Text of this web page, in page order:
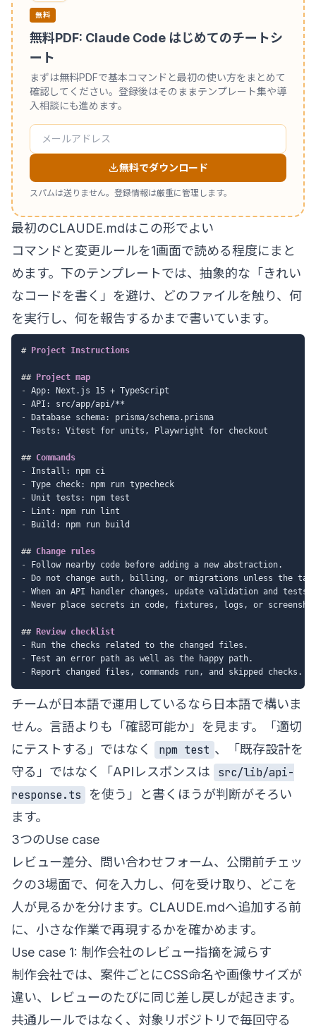
無料
無料PDF: Claude Code はじめてのチートシ
ート
まずは無料PDFで基本コマンドと最初の使い方をまとめて
確認してください。登録後はそのままテンプレート集や導
入相談にも進めます。
無料でダウンロード
スパムは送りません。登録情報は厳重に管理します。
最初のCLAUDE.mdはこの形でよい
コマンドと変更ルールを1画面で読める程度にまと
めます。下のテンプレートでは、抽象的な「きれい
なコードを書く」を避け、どのファイルを触り、何
を実行し、何を報告するかまで書いています。
# Project Instructions
## Project map
-
-
-
- Tests: Vitest for units, Playwright for checkout
## Commands
-
-
-
-
- Build: npm run build
## Change rules
-
-
-
- Never place secrets in code, fixtures, logs, or
## Review checklist
-
-
-
チームが日本語で運用しているなら日本語で構いま
せん。言語よりも「確認可能か」を見ます。「適切
にテストする」ではなく
npm test 、「既存設計を
守る」ではなく「APIレスポンスは
src/lib/api-
response.ts
を使う」と書くほうが判断がそろい
ます。
3つのUse case
レビュー差分、問い合わせフォーム、公開前チェッ
クの3場面で、何を入力し、何を受け取り、どこを
人が見るかを分けます。CLAUDE.mdへ追加する前
に、小さな作業で再現するかを確かめます。
Use case 1: 制作会社のレビュー指摘を減らす
制作会社では、案件ごとにCSS命名や画像サイズが
違い、レビューのたびに同じ差し戻しが起きます。
共通ルールではなく、対象リポジトリで毎回守る